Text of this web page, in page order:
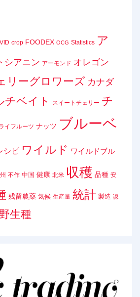
crop FOODEX OCG Statistics ア
シアニン アーモンド オレゴン
リーグロワーズ カナダ
チベイト スイートチェリー チ
イフルーツ ナッツ ブルーベ
シピ ワイルド ワイルドブル
不作 中国 健康 北米 収穫 品種 安
残留農薬 気候 生産量 統計 製造 認
野生種